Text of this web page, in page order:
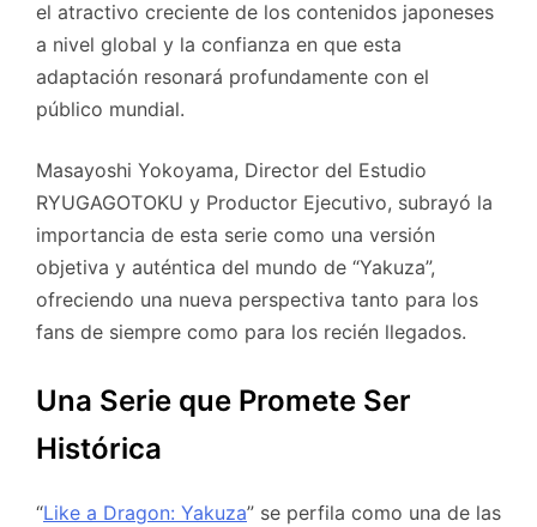
el atractivo creciente de los contenidos japoneses
a nivel global y la confianza en que esta
adaptación resonará profundamente con el
público mundial.
Masayoshi Yokoyama, Director del Estudio
RYUGAGOTOKU y Productor Ejecutivo, subrayó la
importancia de esta serie como una versión
objetiva y auténtica del mundo de “Yakuza”,
ofreciendo una nueva perspectiva tanto para los
fans de siempre como para los recién llegados.
Una Serie que Promete Ser
Histórica
“Like a Dragon: Yakuza” se perfila como una de las